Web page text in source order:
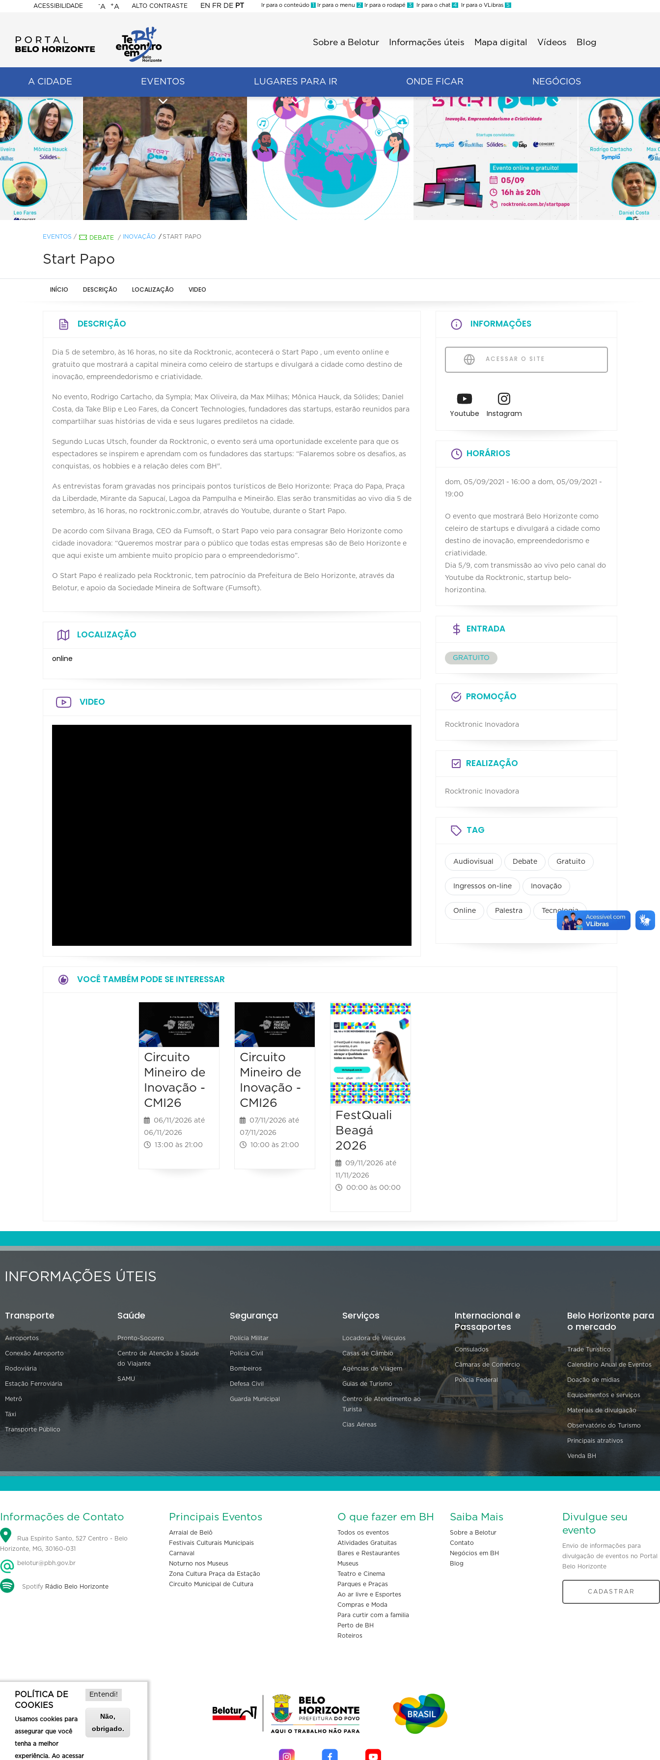
ACESSIBILIDADE
BELO
HORIZONTE
-A +A ALTO CONTRASTE EN FR DE PT
Ir para o conteúdo 1 Ir para o menu 2 Ir para o rodapé 3 Ir para o chat 4 Ir para o VLibras 5
Sobre a Belotur Informações úteis Mapa digital Vídeos Blog
A CIDADE EVENTOS LUGARES PARA IR ONDE FICAR NEGÓCIOS
EVENTOS / DEBATE / INOVAÇÃO START PAPO
Start Papo
INÍCIO DESCRIÇÃO LOCALIZAÇÃO VIDEO
DESCRIÇÃO
Dia 5 de setembro, às 16 horas, no site da Rocktronic, acontecerá o Start Papo , um evento online e
gratuito que mostrará a capital mineira como celeiro de startups e divulgará a cidade como destino de
inovação, empreendedorismo e criatividade.
No evento, Rodrigo Cartacho, da Sympla; Max Oliveira, da Max Milhas; Mônica Hauck, da Sólides; Daniel
Costa, da Take Blip e Leo Fares, da Concert Technologies, fundadores das startups, estarão reunidos para
compartilhar suas histórias de vida e seus lugares prediletos na cidade.
Segundo Lucas Utsch, founder da Rocktronic, o evento será uma oportunidade excelente para que os
espectadores se inspirem e aprendam com os fundadores das startups: “Falaremos sobre os desafios, as
conquistas, os hobbies e a relação deles com BH".
As entrevistas foram gravadas nos principais pontos turísticos de Belo Horizonte: Praça do Papa, Praça
da Liberdade, Mirante da Sapucaí, Lagoa da Pampulha e Mineirão. Elas serão transmitidas ao vivo dia 5 de
setembro, às 16 horas, no rocktronic.com.br, através do Youtube, durante o Start Papo.
De acordo com Silvana Braga, CEO da Fumsoft, o Start Papo veio para consagrar Belo Horizonte como
cidade inovadora: “Queremos mostrar para o público que todas estas empresas são de Belo Horizonte e
que aqui existe um ambiente muito propício para o empreendedorismo”.
O Start Papo é realizado pela Rocktronic, tem patrocínio da Prefeitura de Belo Horizonte, através da
Belotur, e apoio da Sociedade Mineira de Software (Fumsoft).
LOCALIZAÇÃO
online
VIDEO
INFORMAÇÕES
ACESSAR O SITE
Youtube Instagram
HORÁRIOS
dom, 05/09/2021 - 16:00 a dom, 05/09/2021 -
19:00
O evento que mostrará Belo Horizonte como
celeiro de startups e divulgará a cidade como
destino de inovação, empreendedorismo e
criatividade.
Dia 5/9, com transmissão ao vivo pelo canal do
Youtube da Rocktronic, startup belo-
horizontina.
ENTRADA
GRATUITO
PROMOÇÃO
Rocktronic Inovadora
REALIZAÇÃO
Rocktronic Inovadora
TAG
Audiovisual Debate Gratuito
Ingressos on-line Inovação
Online Palestra Tecnologia
VOCÊ TAMBÉM PODE SE INTERESSAR
Circuito
Mineiro de
Inovação -
CMI26
06/11/2026 até
06/11/2026
13:00 às 21:00
Circuito
Mineiro de
Inovação -
CMI26
07/11/2026 até
07/11/2026
10:00 às 21:00
FestQuali
Beagá
2026
09/11/2026 até
11/11/2026
00:00 às 00:00
INFORMAÇÕES ÚTEIS
Transporte
Aeroportos
Conexão Aeroporto
Rodoviária
Estação Ferroviária
Metrô
Táxi
Transporte Público
Saúde
Pronto-Socorro
Centro de Atenção à Saúde
do Viajante
SAMU
Segurança
Polícia Militar
Polícia Civil
Bombeiros
Defesa Civil
Guarda Municipal
Serviços
Locadora de Veículos
Casas de Câmbio
Agências de Viagem
Guias de Turismo
Centro de Atendimento ao
Turista
Cias Aéreas
Internacional e
Passaportes
Consulados
Câmaras de Comércio
Polícia Federal
Belo Horizonte para
o mercado
Trade Turístico
Calendário Anual de Eventos
Doação de mídias
Equipamentos e serviços
Materiais de divulgação
Observatório do Turismo
Principais atrativos
Venda BH
Informações de Contato
Rua Espírito Santo, 527 Centro - Belo
Horizonte, MG, 30160-031
belotur@pbh.gov.br
Spotify Rádio Belo Horizonte
Principais Eventos
Arraial de Belô
Festivais Culturais Municipais
Carnaval
Noturno nos Museus
Zona Cultura Praça da Estação
Circuito Municipal de Cultura
O que fazer em BH
Todos os eventos
Atividades Gratuitas
Bares e Restaurantes
Museus
Teatro e Cinema
Parques e Praças
Ao ar livre e Esportes
Compras e Moda
Para curtir com a familia
Perto de BH
Roteiros
Saiba Mais
Sobre a Belotur
Contato
Negócios em BH
Blog
Divulgue seu
evento
Envio de informações para
divulgação de eventos no Portal
Belo Horizonte
CADASTRAR
POLÍTICA DE
COOKIES
Usamos cookies para
assegurar que você
tenha a melhor
experiência. Ao acessar
Entendi!
Não,
obrigado.